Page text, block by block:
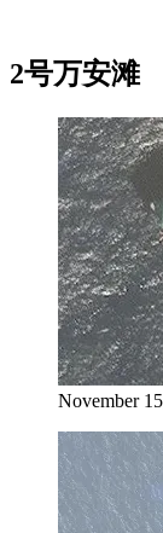
2号万安滩
November